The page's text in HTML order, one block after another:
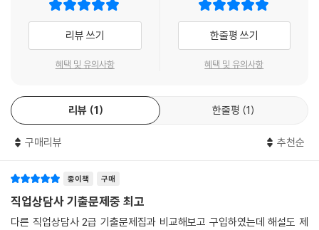
만 아니라, 저자 직강의 동영상 강의도 보실 수 있습니다.
리뷰 쓰기
혜택 및 유의사항
한줄평 쓰기
혜택 및 유의사항
리뷰 1 한줄평 1
구매리뷰 추천순
종이책 구매
직업상담사 기출문제중 최고
다른 직업상담사 2급 기출문제집과 비교해보고 구입하였는데 해설도 제